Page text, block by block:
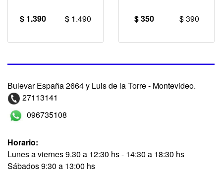
$ 1.390 $ 1.490 $ 350 $ 390
Bulevar España 2664 y Luis de la Torre - Montevideo.
27113141
096735108
Horario:
Lunes a viernes 9.30 a 12:30 hs - 14:30 a 18:30 hs
Sábados 9:30 a 13:00 hs